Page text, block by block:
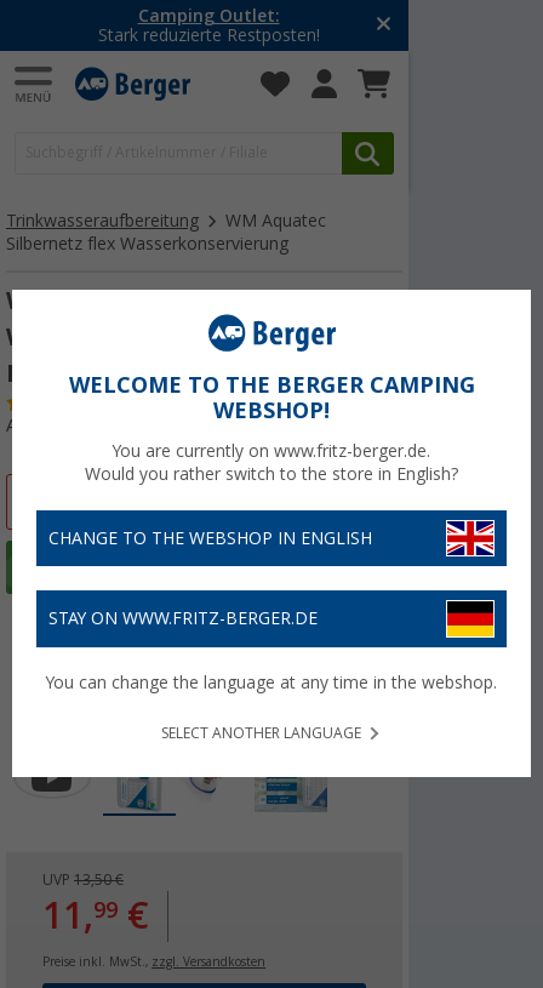
Camping Outlet:
Stark reduzierte Restposten!
Trinkwasseraufbereitung
WM Aquatec
Silbernetz flex Wasserkonservierung
WM Aquatec Silbernetz flex
Wasserkonservierung bis 15
Liter Tankgröße
Art.-Nr.: 353030
UVP 13,50 €
11,99 €
Preise inkl. MwSt., zzgl. Versandkosten
WELCOME TO THE BERGER CAMPING
WEBSHOP!
You are currently on www.fritz-berger.de.
Would you rather switch to the store in English?
CHANGE TO THE WEBSHOP IN ENGLISH
STAY ON WWW.FRITZ-BERGER.DE
You can change the language at any time in the webshop.
SELECT ANOTHER LANGUAGE